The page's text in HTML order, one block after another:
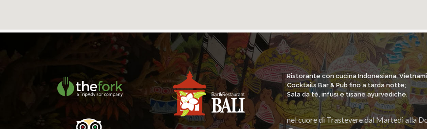
Ristorante con cucina Indonesiana,
Cocktails Bar & Pub fino a tarda notte;
Sala da tè, infusi e tisane ayurvediche.
nel cuore di Trastevere dal Martedì alla